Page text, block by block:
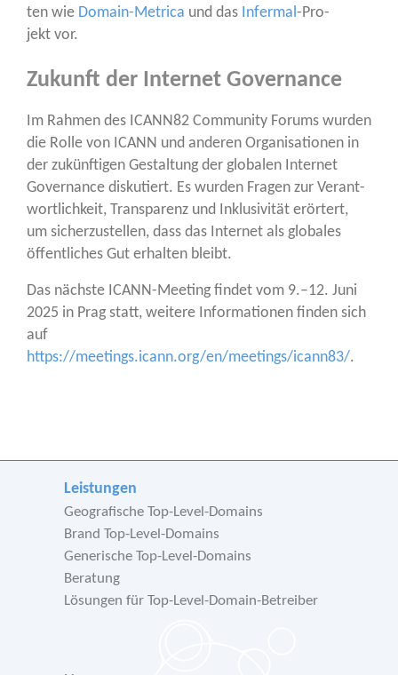
ten wie Domain-Metri­ca und das Infer­mal -Pro­
jekt vor.
Zukunft der Internet Governance
Im Rah­men des ICANN82 Com­mu­ni­ty Forums wur­den
die Rol­le von ICANN und ande­ren Orga­ni­sa­tio­nen in
der zukünf­ti­gen Gestal­tung der glo­ba­len Inter­net
Gover­nan­ce dis­ku­tiert. Es wur­den Fra­gen zur Ver­ant­
wort­lich­keit, Trans­pa­renz und Inklu­si­vi­tät erör­tert,
um sicher­zu­stel­len, dass das Inter­net als glo­ba­les
öffent­li­ches Gut erhal­ten bleibt.
Das nächs­te ICANN-Mee­ting fin­det vom 9.–12. Juni
2025 in Prag statt, wei­te­re Infor­ma­tio­nen fin­den sich
auf
https://meetings.icann.org/en/meetings/icann83/.
Leistungen
Geografische Top-Level-Domains
Brand Top-Level-Domains
Generische Top-Level-Domains
Beratung
Lösungen für Top-Level-Domain-Betreiber